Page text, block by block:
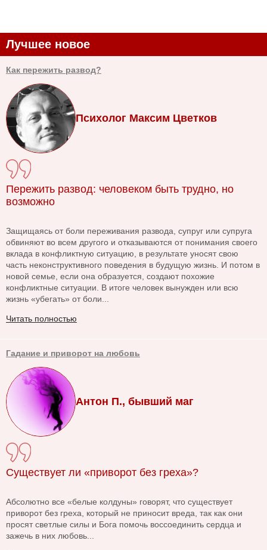
Лучшее новое
Как пережить развод?
Психолог Максим Цветков
Пережить развод: человеком быть трудно, но
возможно
Защищаясь от боли переживания развода, супруг или супруга
обвиняют во всем другого и отказываются от понимания своего
вклада в конфликтную ситуацию, в результате уносят свою
часть неконструктивного поведения в будущую жизнь. И потом в
новой семье, если она образуется, создают похожие
конфликтные ситуации. В итоге человек вынужден или всю
жизнь «убегать» от боли...
Читать полностью
Гадание и приворот на любовь
Антон П., бывший маг
Существует ли «приворот без греха»?
Абсолютно все «белые колдуны» говорят, что существует
приворот без греха, который не приносит вреда, так как они
просят светлые силы и Бога помочь воссоединить сердца и
зажечь в них любовь...